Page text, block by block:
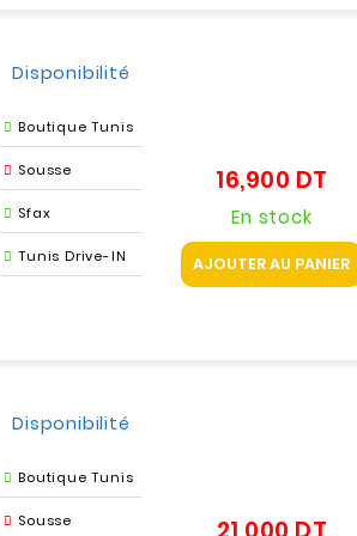
Disponibilité
Boutique Tunis
Sousse
Sfax
Tunis Drive-IN
16,900 DT
En stock
AJOUTER AU PANIER
Disponibilité
Boutique Tunis
Sousse